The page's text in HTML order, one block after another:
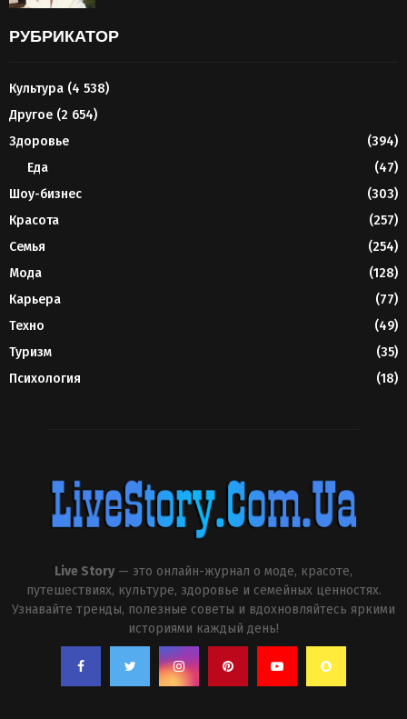
РУБРИКАТОР
Культура (4 538)
Другое (2 654)
Здоровье
(394)
Еда
(47)
Шоу-бизнес
(303)
Красота
(257)
Семья
(254)
Мода
(128)
Карьера
(77)
Техно
(49)
Туризм
(35)
Психология
(18)
Live Story — это онлайн-журнал о моде, красоте,
путешествиях, культуре, здоровье и семейных ценностях.
Узнавайте тренды, полезные советы и вдохновляйтесь яркими
историями каждый день!